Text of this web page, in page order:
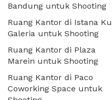
Bandung untuk Shooting
Ruang Kantor di Istana
Galeria untuk Shooting
Ruang Kantor di Plaza
Marein untuk Shooting
Ruang Kantor di Paco
Coworking Space untuk